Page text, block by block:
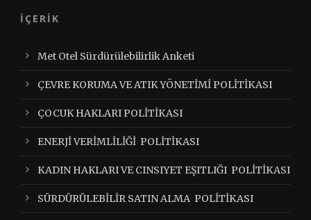
İÇERİK
Met Otel Sürdürülebilirlik Anketi
ÇEVRE KORUMA VE ATIK YÖNETİMİ POLİTİKASI
ÇOCUK HAKLARI POLİTİKASI
ENERJİ VERİMLİLİĞİ POLİTİKASI
KADIN HAKLARI VE CINSIYET EŞITLIĞI POLİTİKASI
SÜRDÜRÜLEBİLİR SATIN ALMA POLİTİKASI